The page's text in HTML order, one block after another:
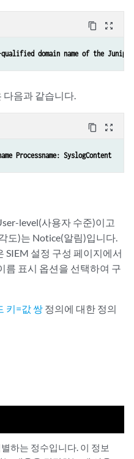
content_copy zoom_out_map
domain name of the Juniper
다음과 같습니다.
content_copy zoom_out_map
Processname: SyslogContent
level(사용자 수준)이고
도)는 Notice(알림)입니다.
SIEM 설정 구성 페이지에서
름 표시 옵션을 선택하여 구
키=값 쌍 정의에 대한 정의
하는 정수입니다. 이 정보